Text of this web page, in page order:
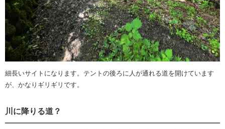
細長いサイトになります。テントの後ろに人が通れる道を開けています
が、かなりギリギリです。
川に降りる道？